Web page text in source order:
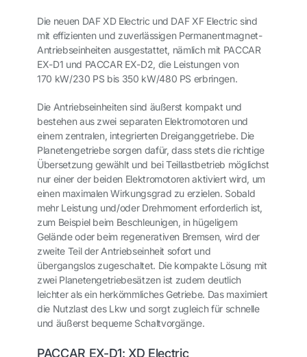
Die neuen DAF XD Electric und DAF XF Electric sind
mit effizienten und zuverlässigen Permanentmagnet-
Antriebseinheiten ausgestattet, nämlich mit PACCAR
EX-D1 und PACCAR EX-D2, die Leistungen von
170 kW/230 PS bis 350 kW/480 PS erbringen.
Die Antriebseinheiten sind äußerst kompakt und
bestehen aus zwei separaten Elektromotoren und
einem zentralen, integrierten Dreiganggetriebe. Die
Planetengetriebe sorgen dafür, dass stets die richtige
Übersetzung gewählt und bei Teillastbetrieb möglichst
nur einer der beiden Elektromotoren aktiviert wird, um
einen maximalen Wirkungsgrad zu erzielen. Sobald
mehr Leistung und/oder Drehmoment erforderlich ist,
zum Beispiel beim Beschleunigen, in hügeligem
Gelände oder beim regenerativen Bremsen, wird der
zweite Teil der Antriebseinheit sofort und
übergangslos zugeschaltet. Die kompakte Lösung mit
zwei Planetengetriebesätzen ist zudem deutlich
leichter als ein herkömmliches Getriebe. Das maximiert
die Nutzlast des Lkw und sorgt zugleich für schnelle
und äußerst bequeme Schaltvorgänge.
PACCAR EX-D1: XD Electric